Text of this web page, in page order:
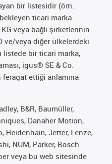
bir listesidir (örn.
ticari marka
veya bağlı şirketlerinin
ve/veya diğer ülkelerdeki
listede bir ticari marka,
igus® SE & Co.
ettiği anlamına
B&R, Baumüller,
Danaher Motion,
Heidenhain, Jetter, Lenze,
NUM, Parker, Bosch
veya bu web sitesinde